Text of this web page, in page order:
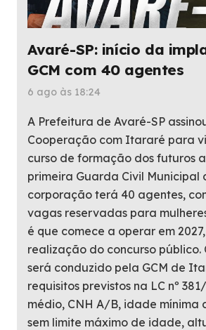
Avaré-SP: início da
GCM com 40 agentes
6 ago às 18:24
A Prefeitura de Avaré-SP
Cooperação com Itararé para
curso de formação dos futuros
primeira Guarda Civil Municipal
corporação terá 40 agentes,
vagas reservadas para
é que comece a operar em
realização do concurso público.
será conduzido pela GCM de
requisitos previstos na LC nº
médio, CNH A/B, idade mínima
sem limite máximo de idade,